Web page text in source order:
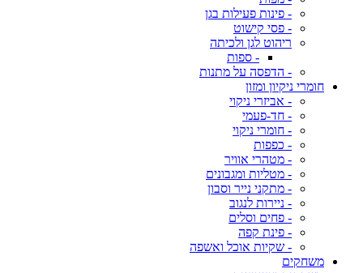
- פינות פעילות בגן
- פסי קישוט
ריהוט לגן ולכיתה
- ספות
- הדפסה על מתנות
חומרי ניקיון ומזון
- אביזרי ניקוי
- חד-פעמי
- חומרי ניקוי
- כפפות
- מטהרי אוויר
- מטליות ומגבונים
- מתקני נייר וסבון
- ניירות לנגוב
- פחים וסלים
- פינת קפה
- שקיות אוכל ואשפה
משחקים